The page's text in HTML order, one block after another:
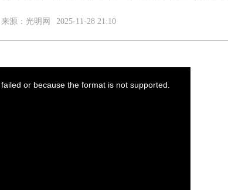
来源： 光明网 2025-11-28 21:10
or because the format is not supported.